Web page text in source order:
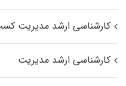
کارشناسی ارشد مدیریت
کارشناسی ارشد مدیریت